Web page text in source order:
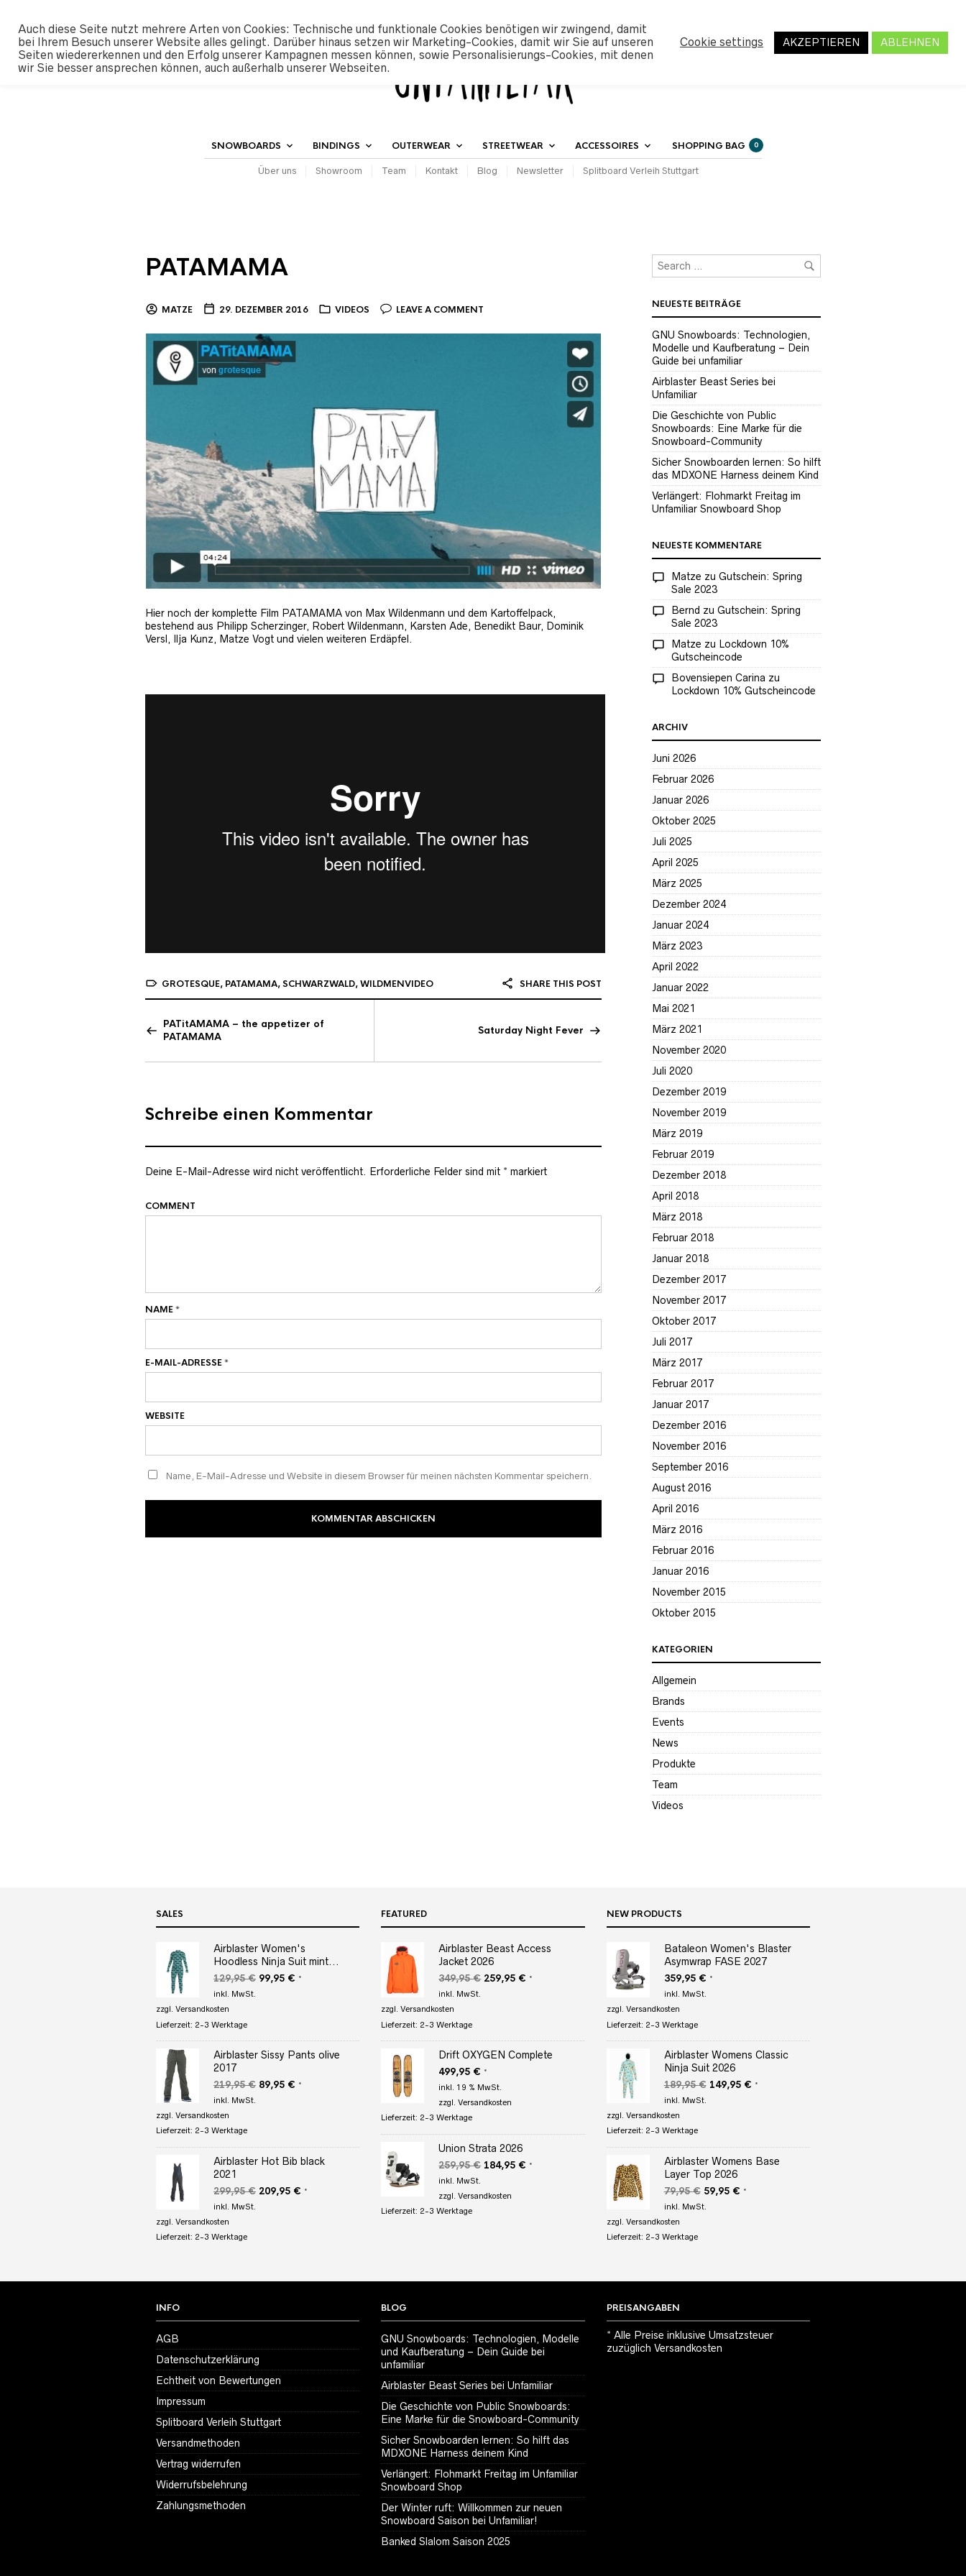
SNOWBOARDS BINDINGS OUTERWEAR STREETWEAR ACCESSOIRES SHOPPING BAG 0
Über uns Showroom Team Kontakt Blog Newsletter Splitboard Verleih Stuttgart
PATAMAMA
MATZE 29. DEZEMBER 2016 VIDEOS LEAVE A COMMENT
Hier noch der komplette Film PATAMAMA von Max Wildenmann und dem Kartoffelpack,
bestehend aus Philipp Scherzinger, Robert Wildenmann, Karsten Ade, Benedikt Baur, Dominik
Versl, Ilja Kunz, Matze Vogt und vielen weiteren Erdäpfel.
GROTESQUE, PATAMAMA,SCHWARZWALD,WILDMENVIDEO SHARE THIS POST
PATitAMAMA – the appetizer of
PATAMAMA
Saturday Night Fever
Schreibe einen Kommentar
Deine E-Mail-Adresse wird nicht veröffentlicht. Erforderliche Felder sind mit * markiert
COMMENT
NAME*
E-MAIL-ADRESSE*
WEBSITE
Name, E-Mail-Adresse und Website in diesem Browser für meinen nächsten Kommentar speichern.
NEUESTE BEITRÄGE
GNU Snowboards: Technologien,
Modelle und Kaufberatung – Dein
Guide bei unfamiliar
Airblaster Beast Series bei
Unfamiliar
Die Geschichte von Public
Snowboards: Eine Marke für die
Snowboard-Community
Sicher Snowboarden lernen: So hilft
das MDXONE Harness deinem Kind
Verlängert: Flohmarkt Freitag im
Unfamiliar Snowboard Shop
NEUESTE KOMMENTARE
Matze zu Gutschein: Spring
Sale 2023
Bernd zu Gutschein: Spring
Sale 2023
Matze zu Lockdown 10%
Gutscheincode
Bovensiepen Carina zu
Lockdown 10% Gutscheincode
ARCHIV
Juni 2026
Februar 2026
Januar 2026
Oktober 2025
Juli 2025
April 2025
März 2025
Dezember 2024
Januar 2024
März 2023
April 2022
Januar 2022
Mai 2021
März 2021
November 2020
Juli 2020
Dezember 2019
November 2019
März 2019
Februar 2019
Dezember 2018
April 2018
März 2018
Februar 2018
Januar 2018
Dezember 2017
November 2017
Oktober 2017
Juli 2017
März 2017
Februar 2017
Januar 2017
Dezember 2016
November 2016
September 2016
August 2016
April 2016
März 2016
Februar 2016
Januar 2016
November 2015
Oktober 2015
KATEGORIEN
Allgemein
Brands
Events
News
Produkte
Team
Videos
SALES
Airblaster Women's
Hoodless Ninja Suit mint...
129,95€ Ursprünglicher
99,95 € Aktueller
*
inkl. MwSt.
zzgl. Versandkosten
Lieferzeit: 2-3 Werktage
Airblaster Sissy Pants olive
2017
219,95€ Ursprünglicher
89,95 € Aktueller
*
inkl. MwSt.
zzgl. Versandkosten
Lieferzeit: 2-3 Werktage
Airblaster Hot Bib black
2021
299,95€ Ursprünglicher
209,95 € Aktueller
*
inkl. MwSt.
zzgl. Versandkosten
Lieferzeit: 2-3 Werktage
FEATURED
Airblaster Beast Access
Jacket 2026
349,95€ Ursprünglicher
259,95 € Aktueller
*
inkl. MwSt.
zzgl.Versandkosten
Lieferzeit: 2-3 Werktage
Drift OXYGEN Complete
499,95 € *
inkl. 19 % MwSt.
zzgl.Versandkosten
Lieferzeit: 2-3 Werktage
Union Strata 2026
259,95€ Ursprünglicher
259,95 €
184,95 € Aktueller
*
inkl. MwSt.
zzgl.Versandkosten
Lieferzeit: 2-3 Werktage
NEW PRODUCTS
Bataleon Women's Blaster
Asymwrap FASE 2027
359,95 € *
inkl. MwSt.
zzgl. Versandkosten
Lieferzeit: 2-3 Werktage
Airblaster Womens Classic
Ninja Suit 2026
189,95€ Ursprünglicher
149,95 €Aktueller
*
inkl. MwSt.
zzgl. Versandkosten
Lieferzeit: 2-3 Werktage
Airblaster Womens Base
Layer Top 2026
79,95€ Ursprünglicher
Preis
59,95 €Aktueller
*
inkl. MwSt.
zzgl. Versandkosten
Lieferzeit: 2-3 Werktage
INFO
AGB
Datenschutzerklärung
Echtheit von Bewertungen
Impressum
Splitboard Verleih Stuttgart
Versandmethoden
Vertrag widerrufen
Widerrufsbelehrung
Zahlungsmethoden
BLOG
GNU Snowboards: Technologien, Modelle
und Kaufberatung – Dein Guide bei
unfamiliar
Airblaster Beast Series bei Unfamiliar
Die Geschichte von Public Snowboards:
Eine Marke für die Snowboard-Community
Sicher Snowboarden lernen: So hilft das
MDXONE Harness deinem Kind
Verlängert: Flohmarkt Freitag im Unfamiliar
Snowboard Shop
Der Winter ruft: Willkommen zur neuen
Snowboard Saison bei Unfamiliar!
Banked Slalom Saison 2025
PREISANGABEN
* Alle Preise inklusive Umsatzsteuer
zuzüglich Versandkosten
Auch diese Seite nutzt mehrere Arten von Cookies: Technische und funktionale Cookies benötigen wir zwingend, damit
bei Ihrem Besuch unserer Website alles gelingt. Darüber hinaus setzen wir Marketing-Cookies, damit wir Sie auf unseren
Seiten wiedererkennen und den Erfolg unserer Kampagnen messen können, sowie Personalisierungs-Cookies, mit denen
wir Sie besser ansprechen können, auch außerhalb unserer Webseiten.
Cookie settings AKZEPTIEREN ABLEHNEN